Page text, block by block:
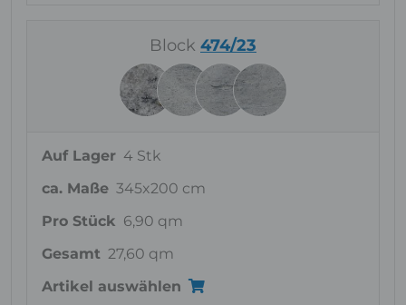
Block 474/23
Auf Lager 4 Stk
ca. Maße 345x200 cm
Pro Stück 6,90 qm
Gesamt 27,60 qm
Artikel auswählen